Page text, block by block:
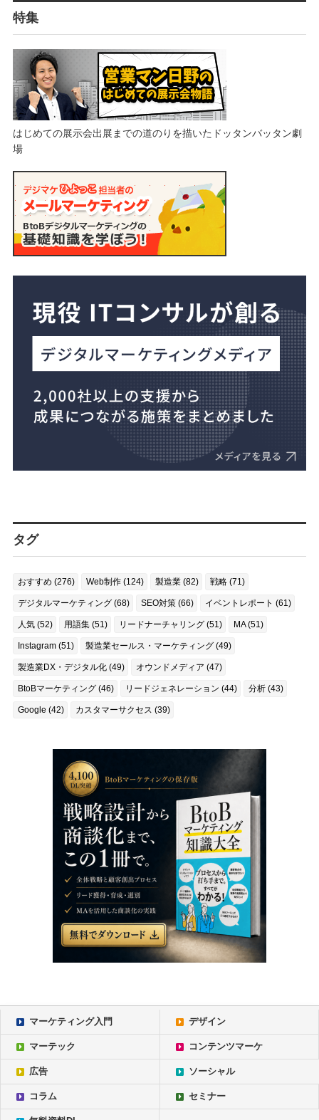
特集
はじめての展示会出展までの道のりを描いたドッタンバッタン劇
場
タグ
おすすめ (276) Web制作 (124) 製造業 (82) 戦略 (71)
デジタルマーケティング (68) SEO対策 (66) イベントレポート (61)
人気 (52) 用語集 (51) リードナーチャリング (51) MA (51)
Instagram (51) 製造業セールス・マーケティング (49)
製造業DX・デジタル化 (49) オウンドメディア (47)
BtoBマーケティング (46) リードジェネレーション (44) 分析 (43)
Google (42) カスタマーサクセス (39)
マーケティング入門 デザイン
マーテック コンテンツマーケ
広告 ソーシャル
コラム セミナー